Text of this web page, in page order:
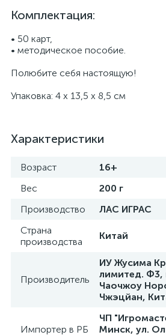
Комплектация:
• 50 карт,
• методическое пособие.
Полюбите себя настоящую!
Упаковка: 4 х 13,5 х 8,5 см
Характеристики
Возраст
16+
Вес
200 г
Производство
ЛАС ИГРАС
Страна
производства
Китай
Производитель
ИУ Жусима
лимитед. Ф3,
Чаочжоу
Чжэцйан,
Импортер в РБ
ЧП
Минск, ул.